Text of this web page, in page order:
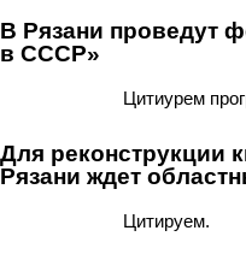
В Рязани проведут
в СССР»
Цитиурем
Для реконструкции
Рязани ждет
Цитируем.